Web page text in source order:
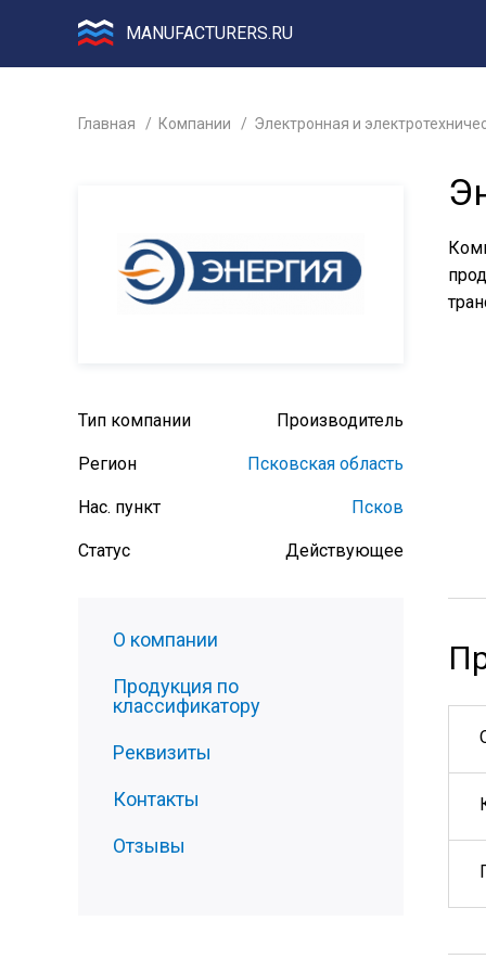
MANUFACTURERS.RU
Главная Компании Электронная и
Тип компании Производитель
Регион Псковская область
Нас. пункт Псков
Статус Действующее
О компании
Продукция по
классификатору
Реквизиты
Контакты
Отзывы